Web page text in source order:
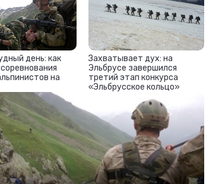
день: как
на
Захватывает дух: на
Эльбрусе завершился
третий этап конкурса
«Эльбрусское кольцо»